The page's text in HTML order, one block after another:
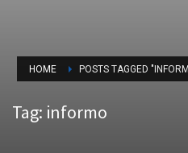
HOME POSTS TAGGED
Tag: informo